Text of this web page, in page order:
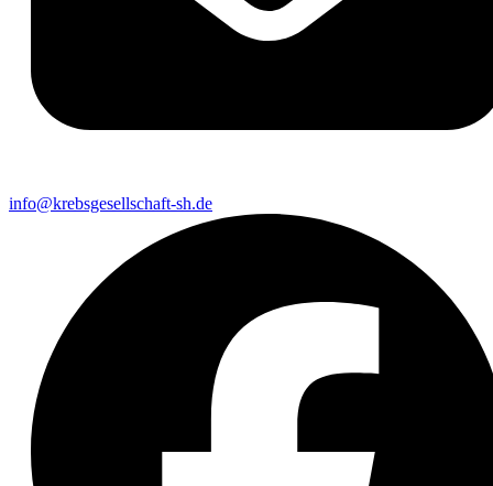
info@krebsgesellschaft-sh.de